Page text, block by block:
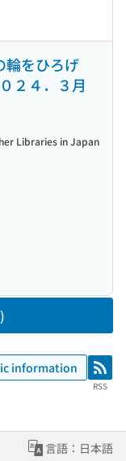
輪をひろげ
２４．３月
Libraries in Japan
information RSS
RSS
言語：日本語